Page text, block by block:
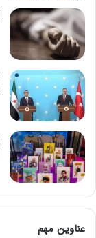
ر
ا
ن‌
خ
و
د
ر
و
ب
ر
ا
ی
ت
و
ل
عناوین مهم